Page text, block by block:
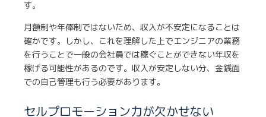
す。
月額制や年俸制ではないため、収入が不安定になることは
確かです。しかし、これを理解した上でエンジニアの業務
を行うことで一般の会社員では稼ぐことができない年収を
稼げる可能性があるのです。収入が安定しない分、金銭面
での自己管理も行う必要があります。
セルプロモーション力が欠かせない